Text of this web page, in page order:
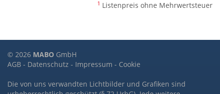
1 Listenpreis ohne Mehrwertsteuer
© 2026 MABO GmbH
AGB - Datenschutz - Impressum - Cookie
Die von uns verwandten Lichtbilder und Grafiken sind